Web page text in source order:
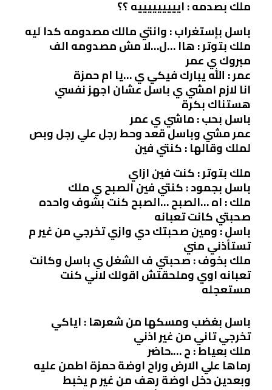
ملك بصدمه : ايييييييييه ؟؟
باسل بإستغراب : وانتي مالك مصدومه كدا ليه
ملك بتوتر : هاا …ل…لا مش مصدومه الف
مبروك ي عمر
عمر : الله يبارك فيكي ي …يا ام حمزة
انا لازم امشي ي باسل عشان اجهز نفسي
هستناك بكرة
باسل بحب : ماشي ي عمر
عمر مشي وباسل قعد وحط رجل علي رجل وبص
لملك وقالها : كنتي فين
ملك بتوتر : كنت فين ازاي
باسل بجمود : كنتي فين الصبح ي ملك
ملك : اه …الصبح …الصبح كنت بشوف واحده
صحبتي كانت تعبانه
باسل : ومين صحبتك دي وازي تخرجي من غير م
تستأذني مني
ملك بخوف : صحبتي ف الشغل ي باسل وكانت
تعبانه اوي وملحقتش اقولك لاني كنت
مستعجله
باسل بغضب ومسكها من شعرها : اياكي
تخرجي تاني من غير اذني
ملك بعياط : ح ….حاضر
رماها علي الارض وراح اوضة حمزة اطمن عليه
وبعدين دخل اوضة رهف من غير م يخبط